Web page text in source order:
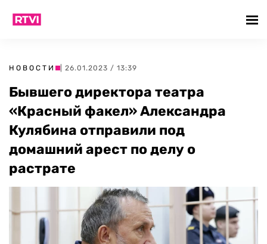
НОВОСТИ | 26.01.2023 / 13:39
Бывшего директора театра
«Красный факел» Александра
Кулябина отправили под
домашний арест по делу о
растрате